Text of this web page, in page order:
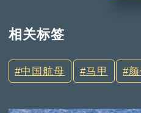
相关标签
中国航母 马甲